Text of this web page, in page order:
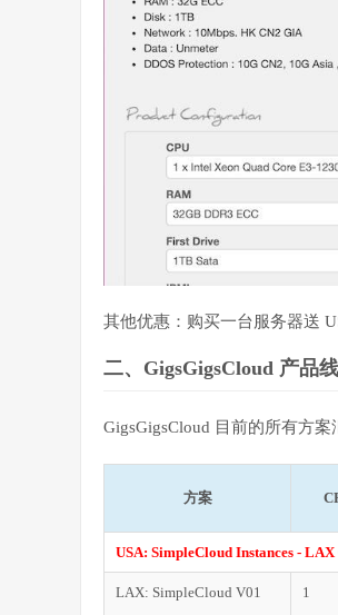
其他优惠：购买一台服务器送
二、GigsGigsCloud 产品
GigsGigsCloud 目前的所有方案
方案
USA: SimpleCloud Instances -
LAX: SimpleCloud V01 1